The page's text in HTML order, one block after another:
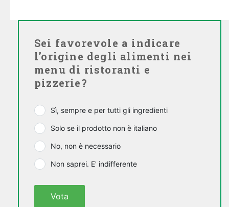
Sei favorevole a indicare
l’origine degli alimenti nei
menu di ristoranti e
pizzerie?
Sì, sempre e per tutti gli ingredienti
Solo se il prodotto non è italiano
No, non è necessario
Non saprei. E' indifferente
Vota